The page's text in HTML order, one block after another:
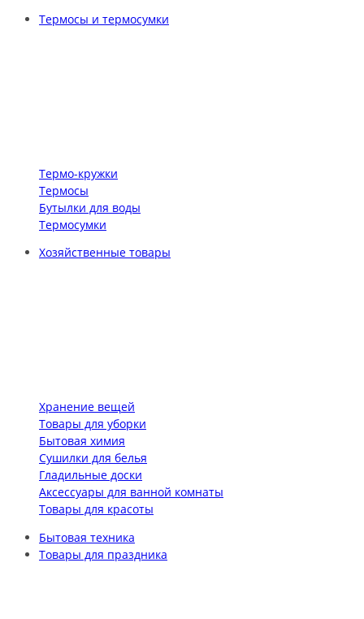
Термосы и термосумки
Термо-кружки
Термосы
Бутылки для воды
Термосумки
Хозяйственные товары
Хранение вещей
Товары для уборки
Бытовая химия
Сушилки для белья
Гладильные доски
Аксессуары для ванной комнаты
Товары для красоты
Бытовая техника
Товары для праздника